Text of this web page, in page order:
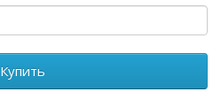
Купить